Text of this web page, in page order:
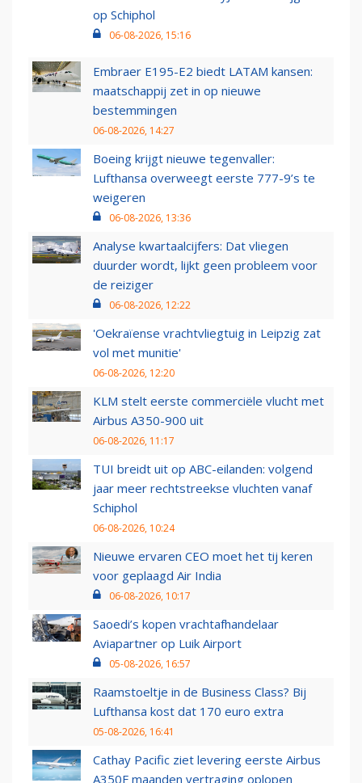
op Schiphol
06-08-2026, 15:16
Embraer E195-E2 biedt LATAM kansen:
maatschappij zet in op nieuwe
bestemmingen
06-08-2026, 14:27
Boeing krijgt nieuwe tegenvaller:
Lufthansa overweegt eerste 777-9’s te
weigeren
06-08-2026, 13:36
Analyse kwartaalcijfers: Dat vliegen
duurder wordt, lijkt geen probleem voor
de reiziger
06-08-2026, 12:22
'Oekraïense vrachtvliegtuig in Leipzig zat
vol met munitie'
06-08-2026, 12:20
KLM stelt eerste commerciële vlucht met
Airbus A350-900 uit
06-08-2026, 11:17
TUI breidt uit op ABC-eilanden: volgend
jaar meer rechtstreekse vluchten vanaf
Schiphol
06-08-2026, 10:24
Nieuwe ervaren CEO moet het tij keren
voor geplaagd Air India
06-08-2026, 10:17
Saoedi’s kopen vrachtafhandelaar
Aviapartner op Luik Airport
05-08-2026, 16:57
Raamstoeltje in de Business Class? Bij
Lufthansa kost dat 170 euro extra
05-08-2026, 16:41
Cathay Pacific ziet levering eerste Airbus
A350F maanden vertraging oplopen